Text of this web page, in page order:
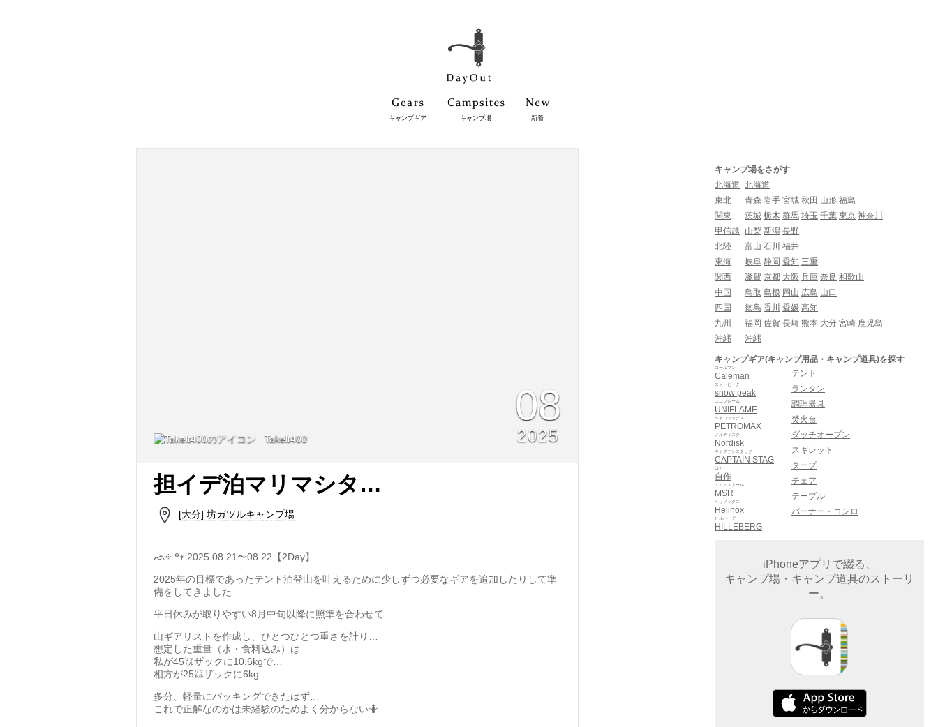
キャンプギア キャンプ場 新着
Takelt400
08
2025
担イデ泊マリマシタ…
[大分] 坊ガツルキャンプ場
ᨒ𖡼.𖤣𖥧 2025.08.21〜08.22【2Day】
2025年の目標であったテント泊登山を叶えるために少しずつ必要なギアを追加したりして準
備をしてきました
平日休みが取りやすい8月中旬以降に照準を合わせて…
山ギアリストを作成し、ひとつひとつ重さを計り…
想定した重量（水・食料込み）は
私が45㍑ザックに10.6kgで…
相方が25㍑ザックに6kg…
多分、軽量にパッキングできたはず…
これで正解なのかは未経験のためよく分からない🤷
キャンプ場をさがす
北海道 北海道
東北
青森 岩手 宮城 秋田 山形 福島
関東
茨城 栃木 群馬 埼玉 千葉 東京 神奈川
甲信越
山梨 新潟 長野
北陸
富山 石川 福井
東海
岐阜 静岡 愛知 三重
関西
滋賀 京都 大阪 兵庫 奈良 和歌山
中国
鳥取 島根 岡山 広島 山口
四国
徳島 香川 愛媛 高知
九州
福岡 佐賀 長崎 熊本 大分 宮崎 鹿児島
沖縄
沖縄
キャンプギア(キャンプ用品・キャンプ道具)を探す
Caleman
コールマン
snow peak
スノーピーク
UNIFLAME
ユニフレーム
PETROMAX
ペトロマックス
Nordisk
ノルディスク
CAPTAIN STAG
キャプテンスタッグ
自作
DIY
MSR
エムエスアール
Helinox
ヘリノックス
HILLEBERG
ヒルバーグ
テント
ランタン
調理器具
焚火台
ダッチオーブン
スキレット
タープ
チェア
テーブル
バーナー・コンロ
iPhoneアプリで綴る、
キャンプ場・キャンプ道具のストーリ
ー。